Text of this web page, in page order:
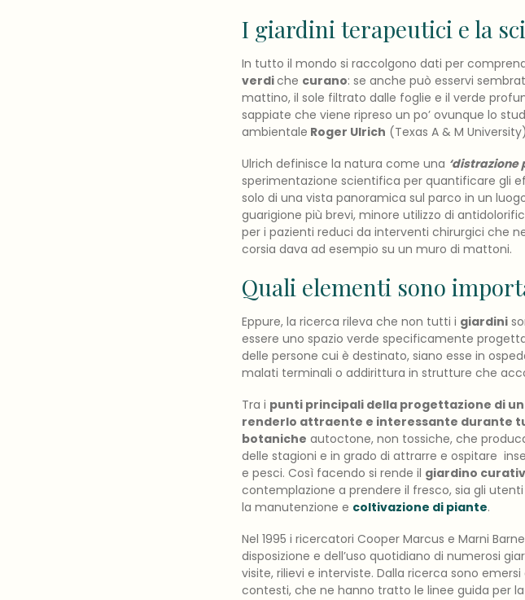
I giardini terapeutici e la
In tutto il mondo si raccolgono dati per
verdiche curano: se anche può esservi
mattino, il sole filtrato dalle foglie e il verde
sappiate che viene ripreso un po’ ovunque lo
ambientale Roger Ulrich (Texas A & M
Ulrich definisce la natura come una ‘distrazione
sperimentazione scientifica per quantificare gli
solo di una vista panoramica sul parco in un
guarigione più brevi, minore utilizzo di
per i pazienti reduci da interventi chirurgici che
corsia dava ad esempio su un muro di mattoni.
Quali elementi sono
Eppure, la ricerca rileva che non tutti i giardini
essere uno spazio verde specificamente
delle persone cui è destinato, siano esse in
malati terminali o addirittura in strutture che
Tra i punti principali della progettazione di
renderlo attraente e interessante durante
botaniche autoctone, non tossiche, che
delle stagioni e in grado di attrarre e ospitare
e pesci. Così facendo si rende il giardino
contemplazione a prendere il fresco, sia gli
la manutenzione e coltivazione di piante.
Nel 1995 i ricercatori Cooper Marcus e Marni
disposizione e dell’uso quotidiano di numerosi
visite, rilievi e interviste. Dalla ricerca sono
contesti, che ne hanno tratto le linee guida per